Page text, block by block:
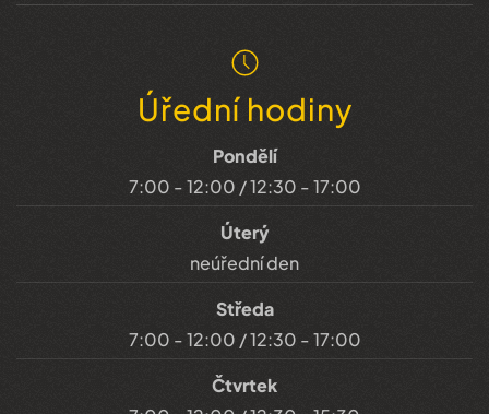
Úřední hodiny
Pondělí
7:00 - 12:00 / 12:30 - 17:00
Úterý
neúřední den
Středa
7:00 - 12:00 / 12:30 - 17:00
Čtvrtek